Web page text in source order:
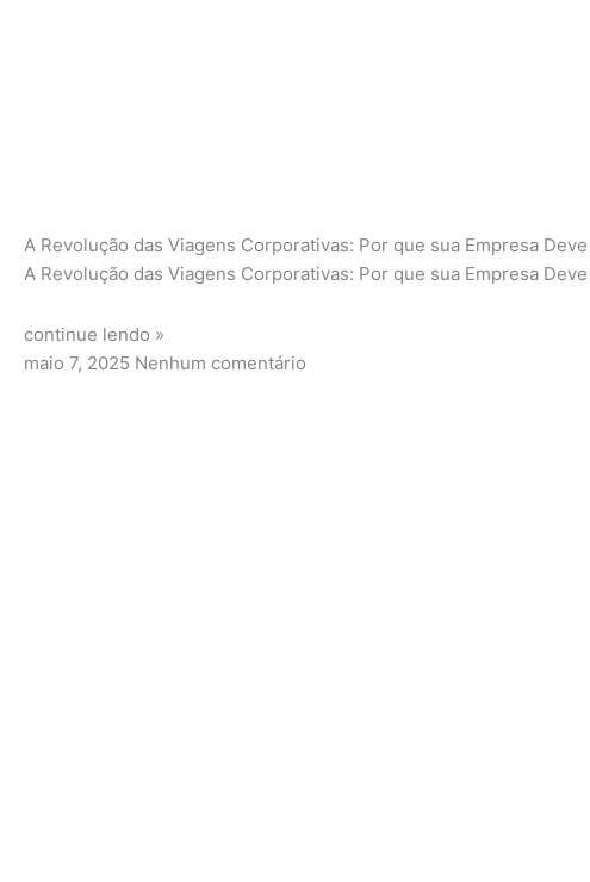
A Revolução das Viagens Corporativas: Por que sua Empresa
A Revolução das Viagens Corporativas: Por que sua Empresa
continue lendo »
maio 7, 2025 Nenhum comentário